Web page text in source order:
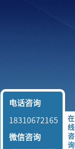
在
线
咨
询
电话咨询
18310672165
微信咨询